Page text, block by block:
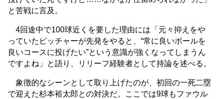
と苦戦に言及。
4回途中で100球近くを要した理由には「元々抑えをや
っていたピッチャーが先発をやると、“常に良いボールを
良いコースに投げたい”という意識が強くなってしまうん
ですよね」と語り、リリーフ経験者として持論を述べる。
象徴的なシーンとして取り上げたのが、初回の一死二塁
で迎えた杉本裕太郎との対決だ。ここでは9球もファウル